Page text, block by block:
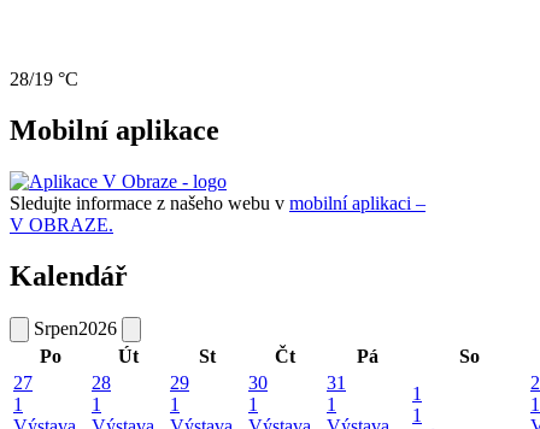
28/19 °C
Mobilní aplikace
Sledujte informace z našeho webu v mobilní aplikaci –
V OBRAZE.
Kalendář
Srpen2026
Po
Út St Čt Pá
So
27
1
28
1
29
1
30
1
31
1
1
1
2
1